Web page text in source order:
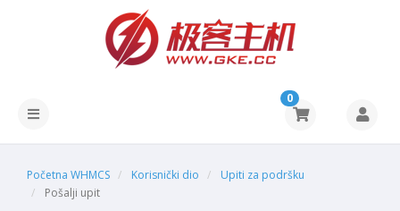
0
Početna WHMCS Korisnički dio
Upiti za podršku
Pošalji upit